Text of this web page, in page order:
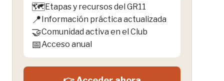
🗺️Etapas y recursos del GR11
📍 Información práctica actualizada
🤝Comunidad activa en el Club
📅Acceso anual